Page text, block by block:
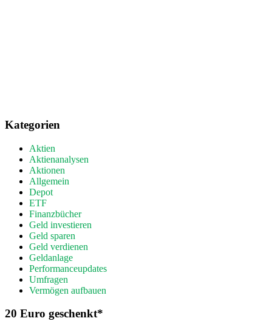
Kategorien
Aktien
Aktienanalysen
Aktionen
Allgemein
Depot
ETF
Finanzbücher
Geld investieren
Geld sparen
Geld verdienen
Geldanlage
Performanceupdates
Umfragen
Vermögen aufbauen
20 Euro geschenkt*